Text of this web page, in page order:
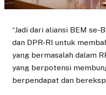
“Jadi dari aliansi BEM
dan DPR-RI untuk
yang bermasalah dalam
yang berpotensi
berpendapat dan